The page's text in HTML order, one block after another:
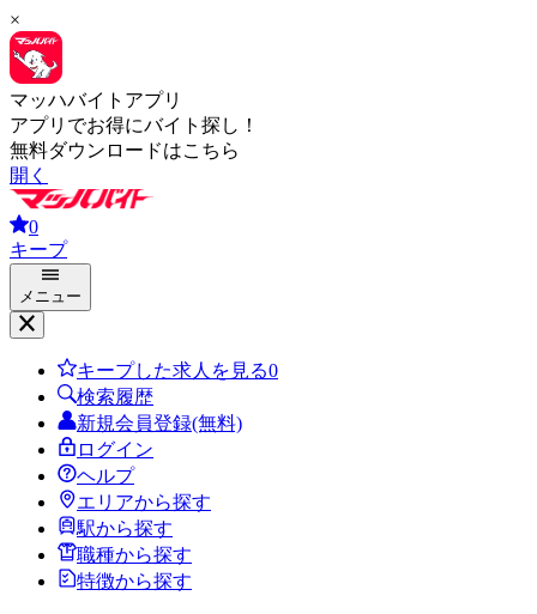
×
マッハバイトアプリ
アプリでお得にバイト探し！
無料ダウンロードはこちら
開く
0
キープ
メニュー
キープした求人を見る0
検索履歴
新規会員登録(無料)
ログイン
ヘルプ
エリアから探す
駅から探す
職種から探す
特徴から探す